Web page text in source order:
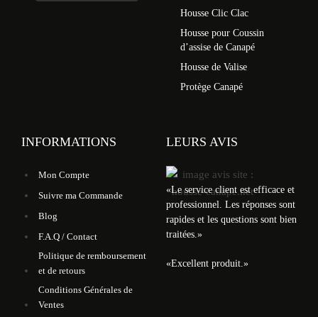
Housse Clic Clac
Housse pour Coussin
d’assise de Canapé
Housse de Valise
Protège Canapé
INFORMATIONS
Mon Compte
Suivre ma Commande
Blog
F.A.Q / Contact
Politique de remboursement
et de retours
Conditions Générales de
Ventes
LEURS AVIS
«Le service client est efficace et
professionnel. Les réponses sont
rapides et les questions sont bien
traitées.»
«Excellent produit.»